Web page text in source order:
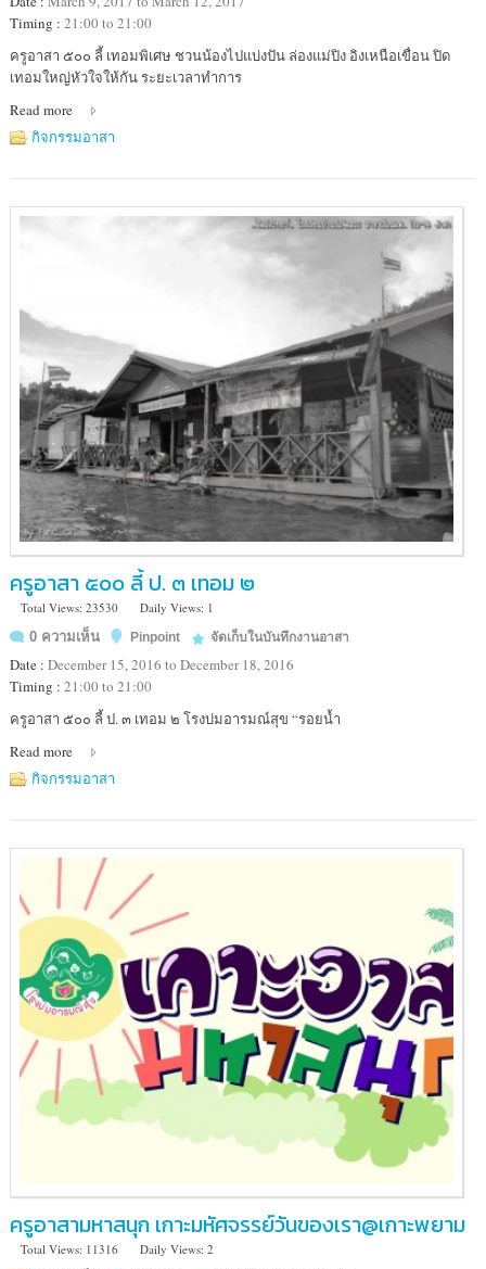
Timing : 21:00 to 21:00
Location
:
บ้าน
ก้อ
(สาขา
เรือน
แพ)
ลำพูน
ครูอาสา ๕๐๐ ลี้ เทอมพิเศษ ชวนน้องไปแบ่งปัน ล่องแม่ปิง อิงเหนือเขื่อน ปิด
เทอมใหญ่หัวใจให้กัน ระยะเวลาทำการ
Read more
กิจกรรมอาสา
ครูอาสา ๕๐๐ ลี้ ป. ๓ เทอม ๒
Total Views: 23530
Daily Views: 1
0 ความเห็น
Pinpoint จัดเก็บในบันทึกงานอาสา
Date : December 15, 2016 to December 18, 2016
Timing : 21:00 to 21:00
Location
โรงเรียน
บ้าน
จัดสรร
(สาขา
อำเภอ
จังหวัด
ลำพูน
ครูอาสา ๕๐๐ ลี้ ป. ๓ เทอม ๒ โรงบ่มอารมณ์สุข “รอยน้ำ
Read more
กิจกรรมอาสา
ครูอาสามหาสนุก เกาะมหัศจรรย์วันของเรา@เกาะพยาม
Total Views: 11316
Daily Views: 2